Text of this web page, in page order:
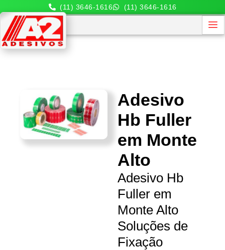
(11) 3646-1616 (11) 3646-1616
Adesivo
Hb Fuller
em Monte
Alto
Adesivo Hb
Fuller em
Monte Alto
Soluções de
Fixação